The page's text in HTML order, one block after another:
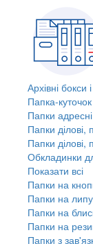
Архівні бокси
Папка-куточок
Папки адресні
Папки
Папки
Обкладинки
Показати всі
Папки на
Папки на
Папки на
Папки на
Папки з